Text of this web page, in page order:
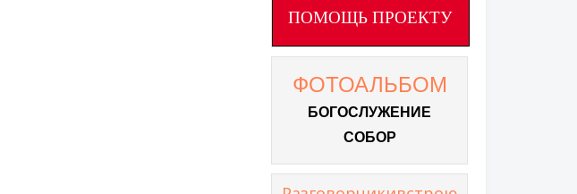
ПОМОЩЬ ПРОЕКТУ
ФОТОАЛЬБОМ
БОГОСЛУЖЕНИЕ
СОБОР